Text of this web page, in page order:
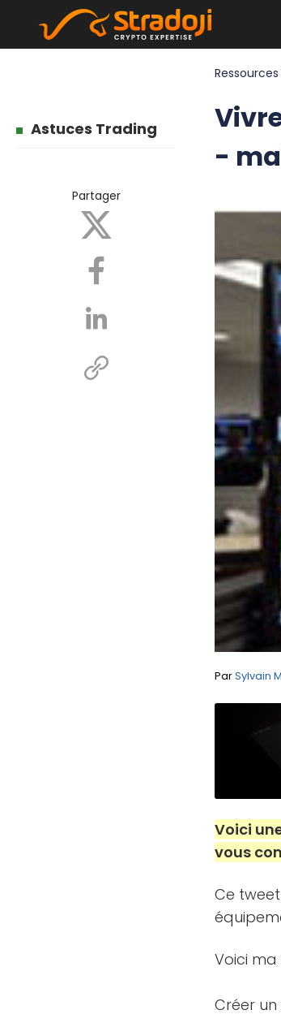
Astuces Trading
Partager
Ressources
-
ParSylvain
Voici
vous
Ce
Voici
Créer